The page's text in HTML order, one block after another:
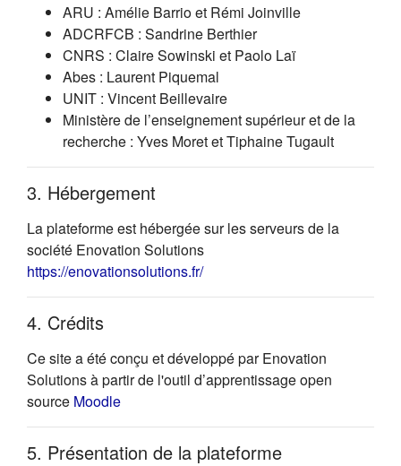
ARU : Amélie Barrio et Rémi Joinville
ADCRFCB : Sandrine Berthier
CNRS : Claire Sowinski et Paolo Laï
Abes : Laurent Piquemal
UNIT : Vincent Beillevaire
Ministère de l’enseignement supérieur et de la
recherche : Yves Moret et Tiphaine Tugault
3. Hébergement
La plateforme est hébergée sur les serveurs de la
société Enovation Solutions
https://enovationsolutions.fr/(s'ouvre dans un nouvel onglet)
4. Crédits
Ce site a été conçu et développé par Enovation
Solutions à partir de l'outil d’apprentissage open
source Moodle(s'ouvre dans un nouvel onglet)
5. Présentation de la plateforme